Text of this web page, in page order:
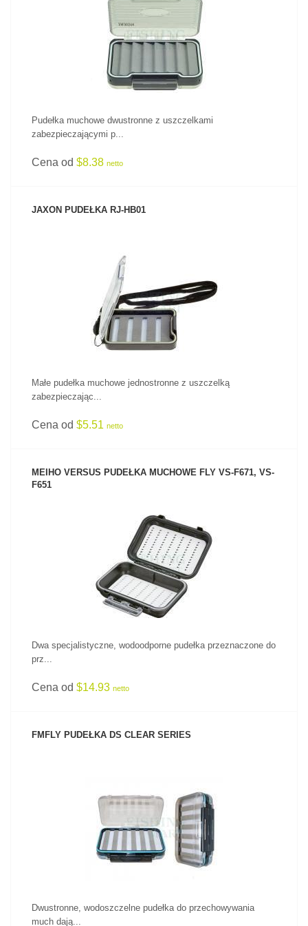
ZOBACZ PRODUKT
Pudełka muchowe dwustronne z uszczelkami
zabezpieczającymi p...
Cena od $8.38 netto
JAXON PUDEŁKA RJ-HB01
ZOBACZ PRODUKT
Małe pudełka muchowe jednostronne z uszczelką
zabezpieczając...
Cena od $5.51 netto
MEIHO VERSUS PUDEŁKA MUCHOWE FLY VS-F671, VS-
F651
ZOBACZ PRODUKT
Dwa specjalistyczne, wodoodporne pudełka przeznaczone do
prz...
Cena od $14.93 netto
FMFLY PUDEŁKA DS CLEAR SERIES
ZOBACZ PRODUKT
Dwustronne, wodoszczelne pudełka do przechowywania
much dają...